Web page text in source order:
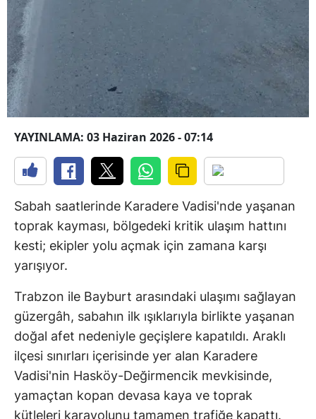
YAYINLAMA: 03 Haziran 2026 - 07:14
Sabah saatlerinde Karadere Vadisi'nde yaşanan
toprak kayması, bölgedeki kritik ulaşım hattını
kesti; ekipler yolu açmak için zamana karşı
yarışıyor.
Trabzon ile Bayburt arasındaki ulaşımı sağlayan
güzergâh, sabahın ilk ışıklarıyla birlikte yaşanan
doğal afet nedeniyle geçişlere kapatıldı. Araklı
ilçesi sınırları içerisinde yer alan Karadere
Vadisi'nin Hasköy-Değirmencik mevkisinde,
yamaçtan kopan devasa kaya ve toprak
kütleleri karayolunu tamamen trafiğe kapattı.